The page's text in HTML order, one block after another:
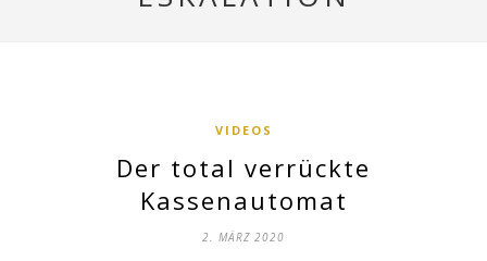
VIDEOS
Der total verrückte
Kassenautomat
2. MÄRZ 2020